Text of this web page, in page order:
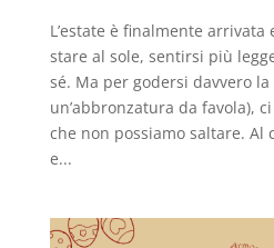
L’estate è finalmente arrivata
stare al sole, sentirsi più
sé. Ma per godersi davvero
un’abbronzatura da favola),
che non possiamo saltare. Al
e...